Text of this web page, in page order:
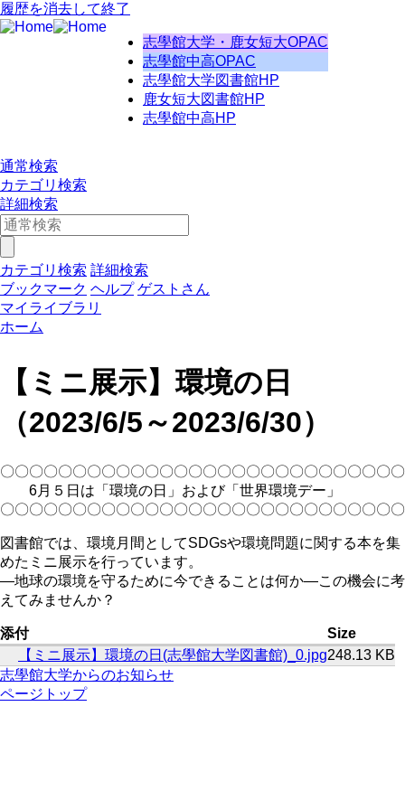
履歴を消去して終了
志學館大学・鹿女短大OPAC
志學館中高OPAC
志學館大学図書館HP
鹿女短大図書館HP
志學館中高HP
通常検索
カテゴリ検索
詳細検索
カテゴリ検索 詳細検索
ブックマーク ヘルプ ゲストさん
マイライブラリ
ホーム
【ミニ展示】環境の日
（2023/6/5～2023/6/30）
〇〇〇〇〇〇〇〇〇〇〇〇〇〇〇〇〇〇〇〇〇〇〇〇〇〇〇〇
6月５日は「環境の日」および「世界環境デー」
〇〇〇〇〇〇〇〇〇〇〇〇〇〇〇〇〇〇〇〇〇〇〇〇〇〇〇〇
図書館では、環境月間としてSDGsや環境問題に関する本を集
めたミニ展示を行っています。
―地球の環境を守るために今できることは何か―この機会に考
えてみませんか？
添付
Size
【ミニ展示】環境の日(志學館大学図書館)_0.jpg248.13 KB
志學館大学からのお知らせ
ページトップ